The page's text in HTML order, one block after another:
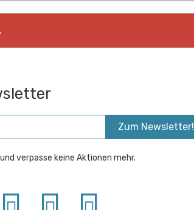
Zum Newsletter!
verpasse keine Aktionen mehr.